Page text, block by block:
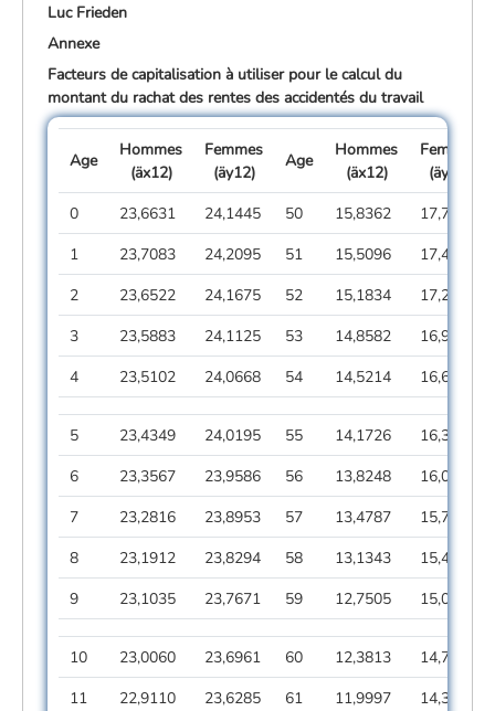
Luc Frieden
Annexe
Facteurs de capitalisation à utiliser pour le calcul du
montant du rachat des rentes des accidentés du travail
Age
Hommes
(äx12)
Femmes
(äy12)
Age
Hommes
(äx12)
Femmes
(äy12)
0
23,6631 24,1445 50 15,8362
17,7768
1
23,7083 24,2095 51 15,5096
17,4997
2
23,6522 24,1675 52 15,1834
17,2234
3
23,5883 24,1125 53 14,8582
16,9482
4
23,5102 24,0668 54 14,5214 16,6629
5 23,4349 24,0195 55 14,1726
16,3673
6
23,3567 23,9586 56 13,8248
16,0608
7
23,2816 23,8953 57 13,4787
15,7306
8
23,1912 23,8294 58 13,1343
15,4134
9
23,1035 23,7671 59 12,7505 15,0718
10 23,0060 23,6961 60 12,3813
14,7305
11
22,9110 23,6285 61 11,9997
14,3898